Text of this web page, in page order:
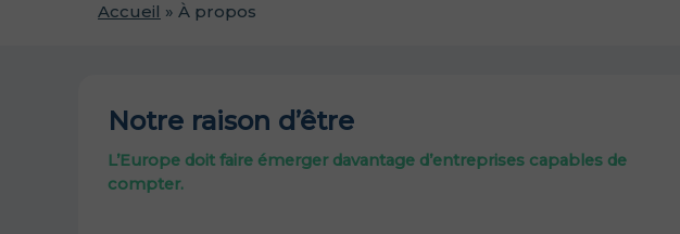
Accueil » À propos
Notre raison d’être
L’Europe doit faire émerger davantage d’entreprises capables de
compter.